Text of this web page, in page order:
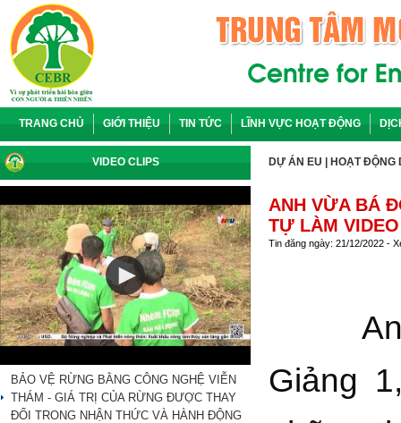
TRANG CHỦ GIỚI THIỆU TIN TỨC LĨNH VỰC HOẠT ĐỘNG
VIDEO CLIPS
BẢO VỆ RỪNG BẰNG CÔNG NGHỆ VIỄN
THÁM - GIÁ TRỊ CỦA RỪNG ĐƯỢC THAY
ĐỔI TRONG NHẬN THỨC VÀ HÀNH ĐỘNG
DỰ ÁN EU HOẠT ĐỘNG
ANH VỪA BÁ
TỰ LÀM
Tin đăng ngày: 21/12/2022 -
Anh
Giảng